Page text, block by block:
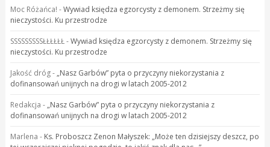
Moc Różańca! -Wywiad księdza egzorcysty z demonem. Strzeżmy się
nieczystości. Ku przestrodze
SSSSSSSSSŁŁŁŁŁŁ-Wywiad księdza egzorcysty z demonem. Strzeżmy się
nieczystości. Ku przestrodze
Jakość dróg- „Nasz Garbów” pyta o przyczyny niekorzystania z
dofinansowań unijnych na drogi w latach 2005-2012
Redakcja - „Nasz Garbów” pyta o przyczyny niekorzystania z
dofinansowań unijnych na drogi w latach 2005-2012
Marlena - Ks. Proboszcz Zenon Małyszek: „Może ten dzisiejszy deszcz, po